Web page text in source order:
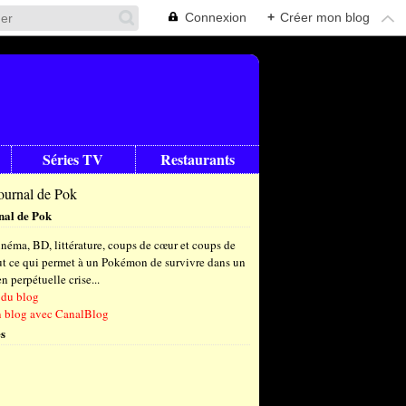
Connexion + Créer mon blog
Séries TV Restaurants
de Pok
BD, littérature, coups de cœur et coups de
ce qui permet à un Pokémon de survivre dans un
perpétuelle crise...
blog
blog avec CanalBlog